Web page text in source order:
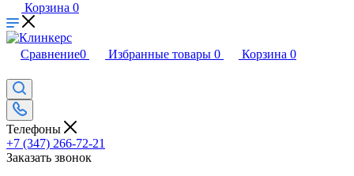
Корзина 0
Сравнение0 Избранные товары 0 Корзина 0
Телефоны
+7 (347) 266-72-21
Заказать звонок